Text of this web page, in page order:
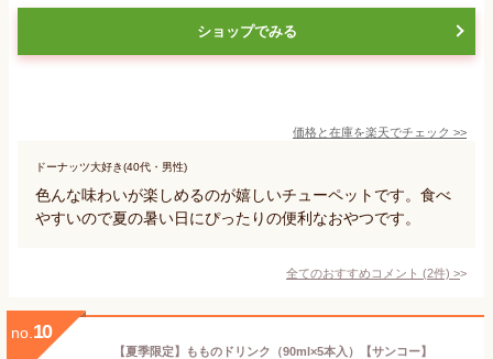
ショップでみる
価格と在庫を楽天でチェック >>
ドーナッツ大好き(40代・男性)
色んな味わいが楽しめるのが嬉しいチューペットです。食べ
やすいので夏の暑い日にぴったりの便利なおやつです。
全てのおすすめコメント (2件) >
no. 10
【夏季限定】もものドリンク（90ml×5本入）【サンコー】